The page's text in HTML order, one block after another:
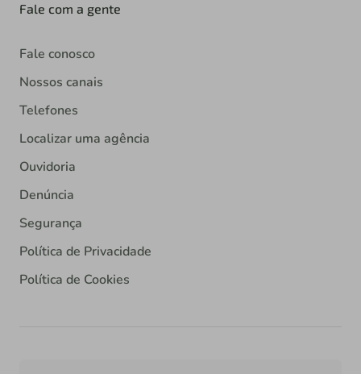
Fale com a gente
Fale conosco
Nossos canais
Telefones
Localizar uma agência
Ouvidoria
Denúncia
Segurança
Política de Privacidade
Política de Cookies